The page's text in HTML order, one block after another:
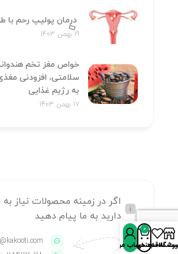
درمان پولیپ رحم
19 بهمن 1403
خواص مغز تخم
سلامتی، افزودنی
به رژیم غذایی
17 بهمن 1403
اگر در زمینه محصولات نیاز به
دارید به ما پیام دهید
علاقه‌مندی‌ها
0
سبد خریدحساب من